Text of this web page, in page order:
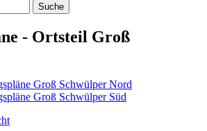
Suche
- Ortsteil Groß